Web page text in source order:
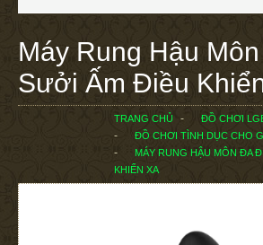
Máy Rung Hậu
Sưởi Ấm Điều
TRANG CHỦ
ĐỒ CHƠI
ĐỒ CHƠI TÌNH DỤC CHO
MÁY RUNG HẬU MÔN ĐA
KHIỂN XA